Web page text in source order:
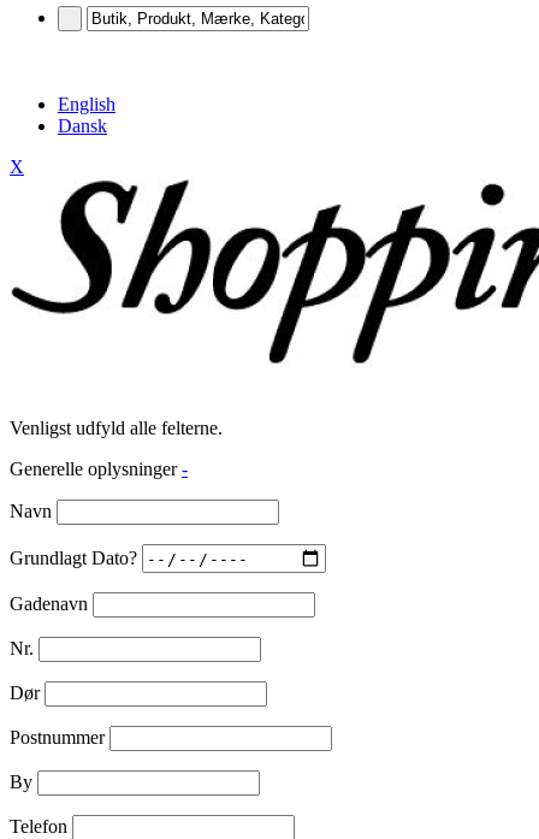
English
Dansk
X
Venligst udfyld alle felterne.
Generelle oplysninger -
Navn
Grundlagt Dato?
Gadenavn
Nr.
Dør
Postnummer
By
Telefon